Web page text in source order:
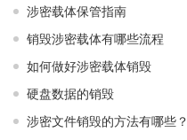
涉密载体保管指南
销毁涉密载体有哪些流程
如何做好涉密载体销毁
硬盘数据的销毁
涉密文件销毁的方法有哪些？